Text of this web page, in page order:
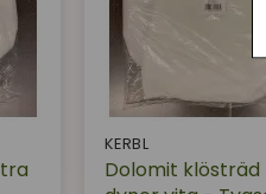
KERBL
Dolomit